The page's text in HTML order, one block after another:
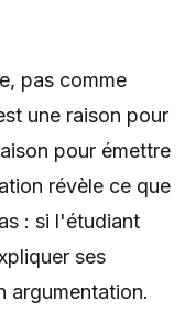
pas comme
une raison pour
pour émettre
révèle ce que
: si l'étudiant
ses
argumentation.